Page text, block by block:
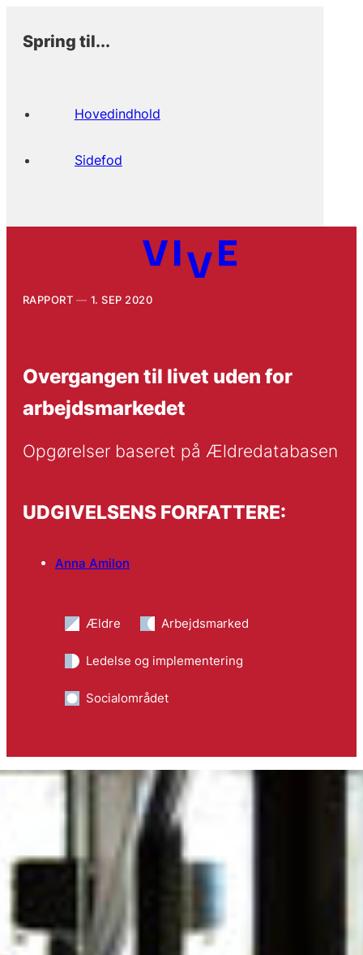
Spring til...
Hovedindhold
Sidefod
RAPPORT 1. SEP 2020
Overgangen til livet uden for
arbejdsmarkedet
Opgørelser baseret på Ældredatabasen
UDGIVELSENS FORFATTERE:
Anna Amilon
Ældre Arbejdsmarked
Ledelse og implementering
Socialområdet